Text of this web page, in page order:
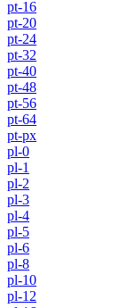
pt-16
pt-20
pt-24
pt-32
pt-40
pt-48
pt-56
pt-64
pt-px
pl-0
pl-1
pl-2
pl-3
pl-4
pl-5
pl-6
pl-8
pl-10
pl-12